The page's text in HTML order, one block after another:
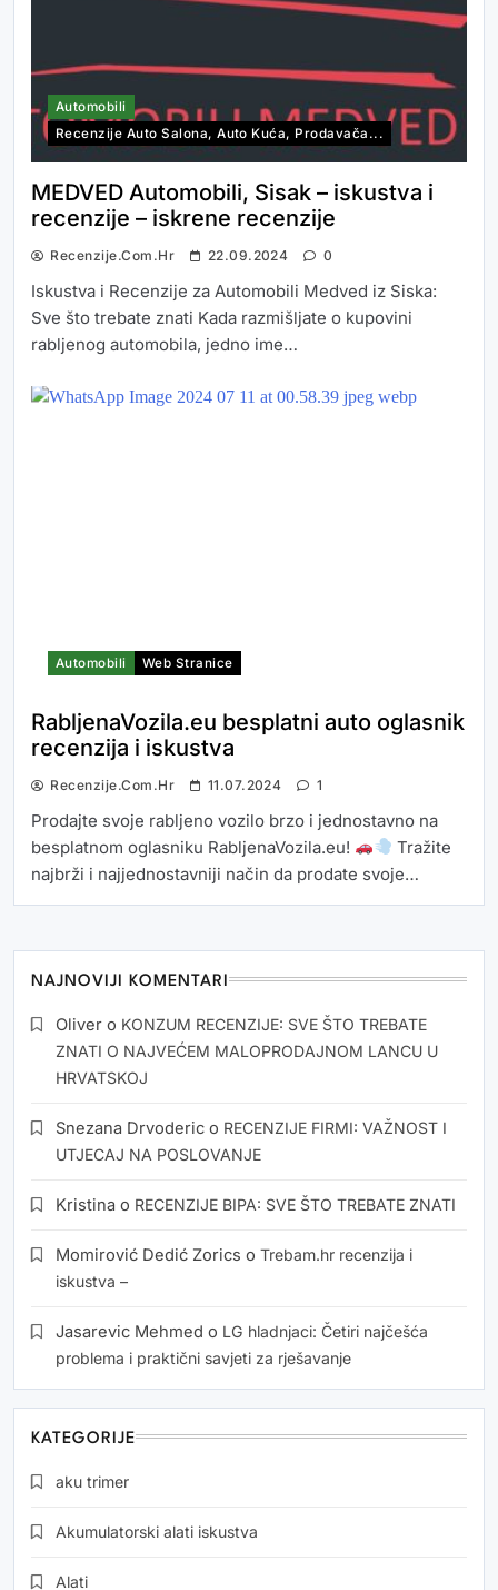
Automobili
Recenzije Auto Salona, Auto Kuća, Prodavača...
MEDVED Automobili, Sisak – iskustva i
recenzije – iskrene recenzije
Recenzije.com.hr 22.09.2024 0
Iskustva i Recenzije za Automobili Medved iz Siska:
Sve što trebate znati Kada razmišljate o kupovini
rabljenog automobila, jedno ime…
Automobili Web Stranice
RabljenaVozila.eu besplatni auto oglasnik
recenzija i iskustva
Recenzije.com.hr 11.07.2024 1
Prodajte svoje rabljeno vozilo brzo i jednostavno na
besplatnom oglasniku RabljenaVozila.eu!
Tražite
najbrži i najjednostavniji način da prodate svoje…
NAJNOVIJI KOMENTARI
Oliver o KONZUM RECENZIJE: SVE ŠTO TREBATE
ZNATI O NAJVEĆEM MALOPRODAJNOM LANCU U
HRVATSKOJ
Snezana Drvoderic o RECENZIJE FIRMI: VAŽNOST I
UTJECAJ NA POSLOVANJE
Kristina o RECENZIJE BIPA: SVE ŠTO TREBATE ZNATI
Momirović Dedić Zorics o Trebam.hr recenzija i
iskustva –
Jasarevic Mehmed o LG hladnjaci: Četiri najčešća
problema i praktični savjeti za rješavanje
KATEGORIJE
aku trimer
Akumulatorski alati iskustva
Alati